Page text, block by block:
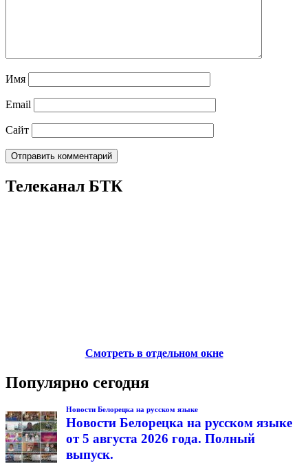
Имя
Email
Сайт
Телеканал БТК
Смотреть в отдельном окне
Популярно сегодня
Новости Белорецка на русском языке
Новости Белорецка на русском языке
от 5 августа 2026 года. Полный
выпуск.